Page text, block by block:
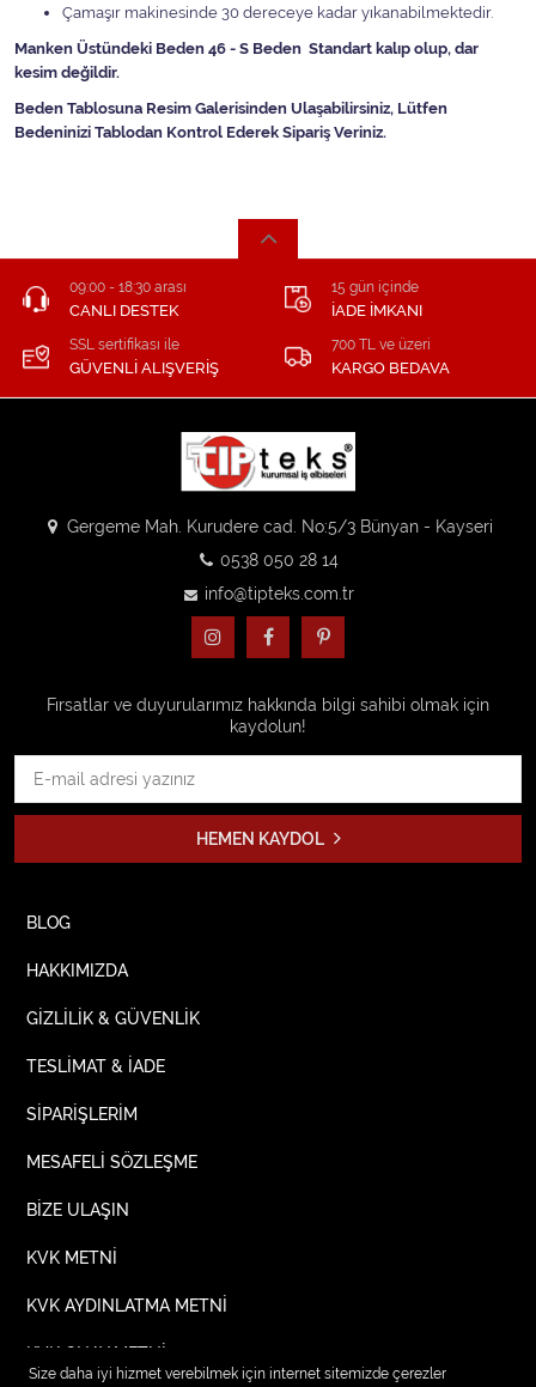
Çamaşır makinesinde 30 dereceye kadar yıkanabilmektedir.
Manken Üstündeki Beden 46 - S Beden Standart kalıp olup, dar
kesim değildir.
Beden Tablosuna Resim Galerisinden Ulaşabilirsiniz, Lütfen
Bedeninizi Tablodan Kontrol Ederek Sipariş Veriniz.
09:00 - 18:30 arası
CANLI DESTEK
15 gün içinde
İADE İMKANI
SSL sertifikası ile
GÜVENLİ ALIŞVERİŞ
700 TL ve üzeri
KARGO BEDAVA
Gergeme Mah. Kurudere cad. No:5/3 Bünyan - Kayseri
0538 050 28 14
info@tipteks.com.tr
Fırsatlar ve duyurularımız hakkında bilgi sahibi olmak için
kaydolun!
HEMEN KAYDOL
BLOG
HAKKIMIZDA
GİZLİLİK & GÜVENLİK
TESLİMAT & İADE
SİPARİŞLERİM
MESAFELİ SÖZLEŞME
BİZE ULAŞIN
KVK METNİ
KVK AYDINLATMA METNİ
KVK ONAY METNİ
Size daha iyi hizmet verebilmek için internet sitemizde çerezler